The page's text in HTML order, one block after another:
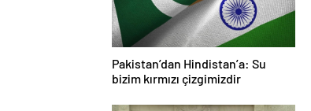
Pakistan’dan Hindistan’a: Su
bizim kırmızı çizgimizdir